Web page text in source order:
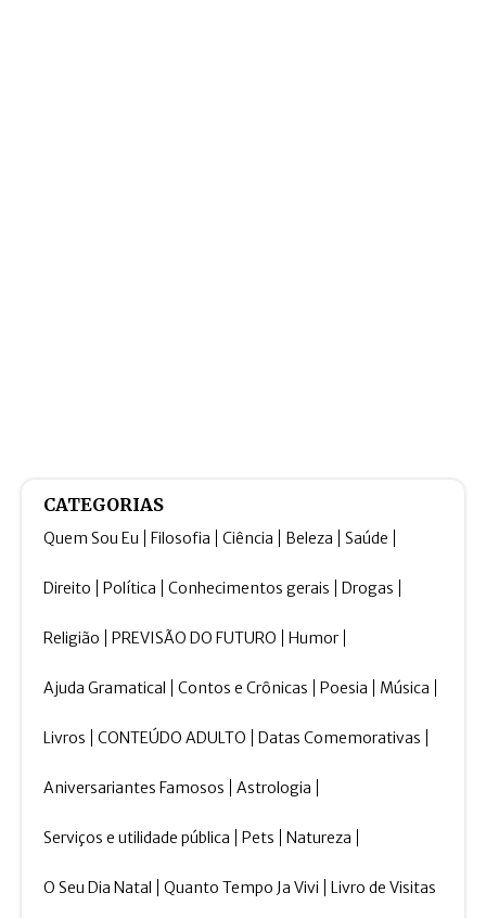
CATEGORIAS
Quem Sou Eu Filosofia Ciência Beleza Saúde
Direito Política Conhecimentos gerais Drogas
Religião PREVISÃO DO FUTURO Humor
Ajuda Gramatical Contos e Crônicas Poesia Música
Livros CONTEÚDO ADULTO Datas Comemorativas
Aniversariantes Famosos Astrologia
Serviços e utilidade pública Pets Natureza
O Seu Dia Natal Quanto Tempo Ja Vivi Livro de Visitas